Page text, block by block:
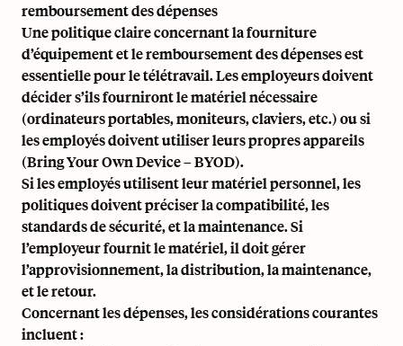
remboursement des dépenses
Une politique claire concernant la fourniture
d’équipement et le remboursement des dépenses est
essentielle pour le télétravail. Les employeurs doivent
décider s’ils fourniront le matériel nécessaire
(ordinateurs portables, moniteurs, claviers, etc.) ou si
les employés doivent utiliser leurs propres appareils
(Bring Your Own Device – BYOD).
Si les employés utilisent leur matériel personnel, les
politiques doivent préciser la compatibilité, les
standards de sécurité, et la maintenance. Si
l’employeur fournit le matériel, il doit gérer
l’approvisionnement, la distribution, la maintenance,
et le retour.
Concernant les dépenses, les considérations courantes
incluent :